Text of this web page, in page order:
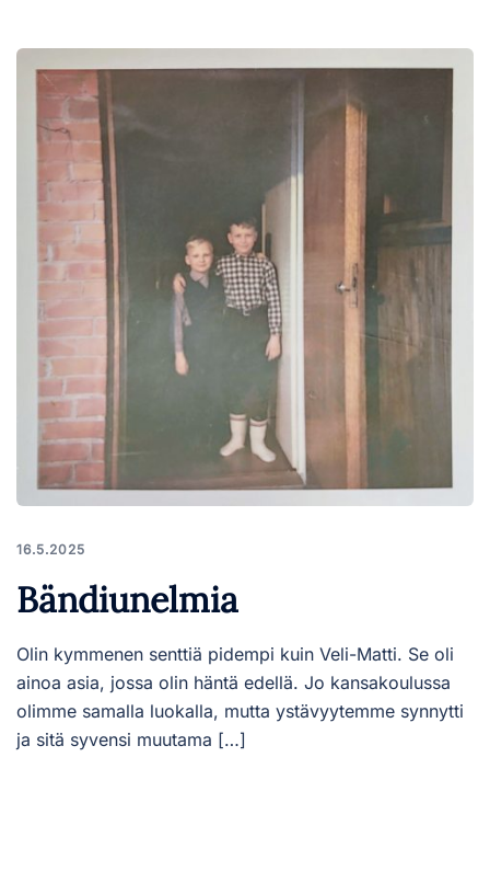
16.5.2025
Bändiunelmia
Olin kymmenen senttiä pidempi kuin Veli-Matti. Se oli
ainoa asia, jossa olin häntä edellä. Jo kansakoulussa
olimme samalla luokalla, mutta ystävyytemme synnytti
ja sitä syvensi muutama […]